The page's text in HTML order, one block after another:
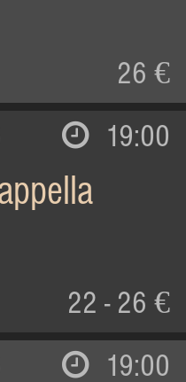
26 €
19:00
22 - 26 €
19:00